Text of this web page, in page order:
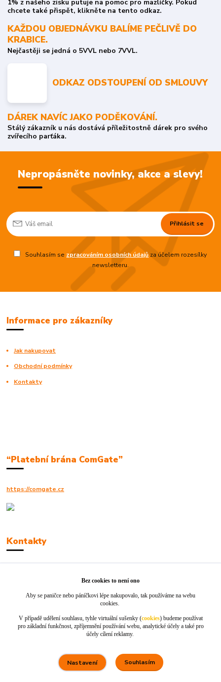
1% z našeho zisku putuje na pomoc pro mazlíčky. Pokud
chcete také přispět, klikněte na tento odkaz.
KAŽDOU OBJEDNÁVKU BALÍME PEČLIVĚ DO
KRABICE.
Nejčastěji se jedná o 5VVL nebo 7VVL.
ODKAZ ODSTOUPENÍ OD SMLOUVY
DÁREK NAVÍC JAKO PODĚKOVÁNÍ.
Stálý zákazník u nás dostává příležitostně dárek pro svého
zvířecího parťáka.
Nepropásněte novinky, akce a slevy!
Přihlásit se
Souhlasím se zpracováním osobních údajůza účelem rozesílky
newsletteru.
Informace pro zákazníky
Jak nakupovat
Obchodní podmínky
Kontakty
“Platební brána ComGate”
https://comgate.cz
Kontakty
info@jackie-shop.cz
Vytvořeno na Eshop-rychle.cz
Bez cookies to není ono
Aby se paničce nebo páníčkovi lépe nakupovalo, tak používáme na webu
cookies.
V případě udělení souhlasu, tyhle virtuální sušenky (cookies) budeme používat
pro základní funkčnost, zpříjemnění používání webu, analytické účely a také pro
účely cílení reklamy.
Nastavení Souhlasím